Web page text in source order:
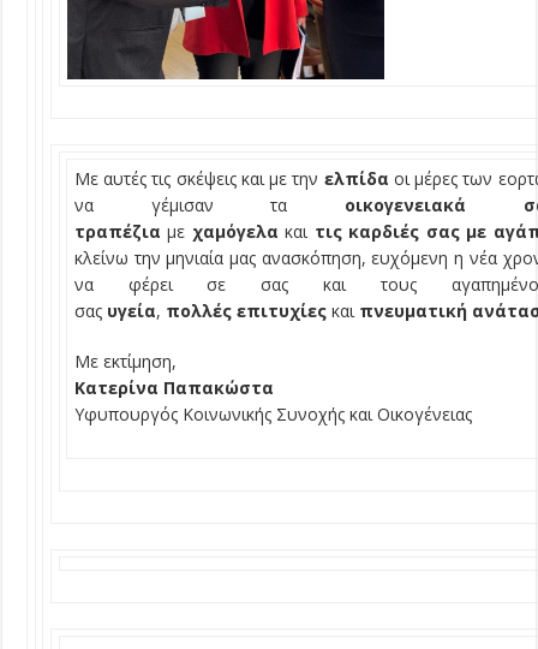
Με αυτές τις σκέψεις και με την ελπίδα οι μέρες των
να γέμισαν τα οικογενειακά
τραπέζια με χαμόγελα καιτις καρδιές σας με
κλείνω την μηνιαία μας ανασκόπηση, ευχόμενη η νέα
να φέρει σε σας και τους
σας υγεία, πολλές επιτυχίεςκαι πνευματική
Με εκτίμηση,
Κατερίνα Παπακώστα
Υφυπουργός Κοινωνικής Συνοχής και Οικογένειας